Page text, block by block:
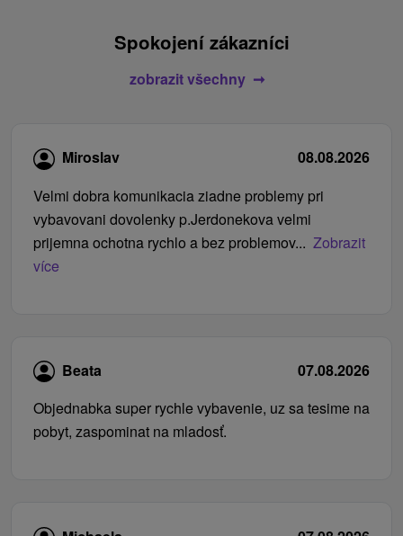
Spokojení zákazníci
zobrazit všechny
Miroslav
08.08.2026
Velmi dobra komunikacia ziadne problemy pri
vybavovani dovolenky p.Jerdonekova velmi
prijemna ochotna rychlo a bez problemov... Zobrazit
více
Beata
07.08.2026
Objednabka super rychle vybavenie, uz sa tesime na
pobyt, zaspominat na mladosť.